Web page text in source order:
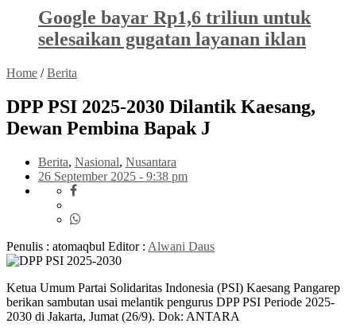
Google bayar Rp1,6 triliun untuk
selesaikan gugatan layanan iklan
Home /Berita
DPP PSI 2025-2030 Dilantik Kaesang,
Dewan Pembina Bapak J
Berita, Nasional, Nusantara
26 September 2025 - 9:38 pm
Penulis : atomaqbul Editor : Alwani Daus
Ketua Umum Partai Solidaritas Indonesia (PSI) Kaesang Pangarep
berikan sambutan usai melantik pengurus DPP PSI Periode 2025-
2030 di Jakarta, Jumat (26/9). Dok: ANTARA